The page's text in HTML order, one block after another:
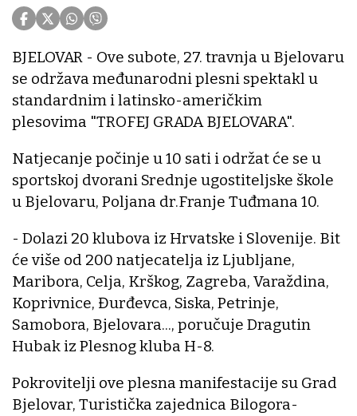
BJELOVAR - Ove subote, 27. travnja u Bjelovaru
se održava međunarodni plesni spektakl u
standardnim i latinsko-američkim
plesovima "TROFEJ GRADA BJELOVARA".
Natjecanje počinje u 10 sati i održat će se u
sportskoj dvorani Srednje ugostiteljske škole
u Bjelovaru, Poljana dr.Franje Tuđmana 10.
- Dolazi 20 klubova iz Hrvatske i Slovenije. Bit
će više od 200 natjecatelja iz Ljubljane,
Maribora, Celja, Krškog, Zagreba, Varaždina,
Koprivnice, Đurđevca, Siska, Petrinje,
Samobora, Bjelovara..., poručuje Dragutin
Hubak iz Plesnog kluba H-8.
Pokrovitelji ove plesna manifestacije su Grad
Bjelovar, Turistička zajednica Bilogora-